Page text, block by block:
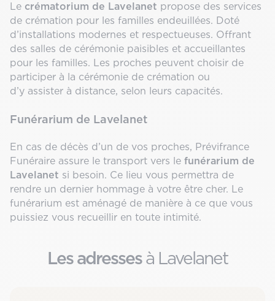
Le crématorium de Lavelanet propose des services
de crémation pour les familles endeuillées. Doté
d’installations modernes et respectueuses. Offrant
des salles de cérémonie paisibles et accueillantes
pour les familles. Les proches peuvent choisir de
participer à la cérémonie de crémation ou
d’y assister à distance, selon leurs capacités.
Funérarium de Lavelanet
En cas de décès d’un de vos proches, Prévifrance
Funéraire assure le transport vers le funérarium de
Lavelanet si besoin. Ce lieu vous permettra de
rendre un dernier hommage à votre être cher. Le
funérarium est aménagé de manière à ce que vous
puissiez vous recueillir en toute intimité.
Les adressesà Lavelanet